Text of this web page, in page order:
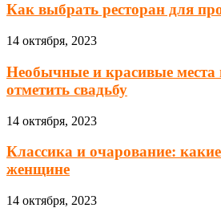
Как выбрать ресторан для
14 октября, 2023
Необычные и красивые места
отметить свадьбу
14 октября, 2023
Классика и очарование:
женщине
14 октября, 2023